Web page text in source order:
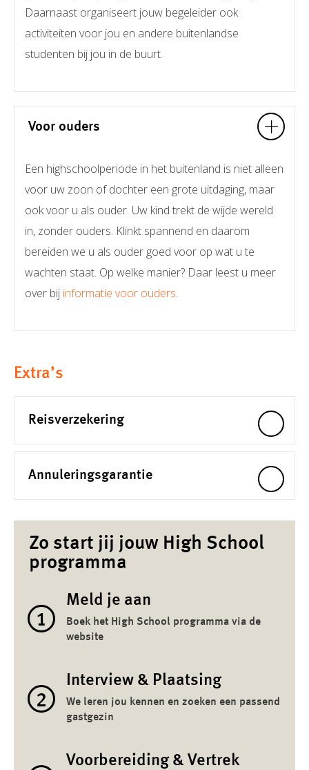
Daarnaast organiseert jouw begeleider ook
activiteiten voor jou en andere buitenlandse
studenten bij jou in de buurt.
Voor ouders
Een highschoolperiode in het buitenland is niet alleen
voor uw zoon of dochter een grote uitdaging, maar
ook voor u als ouder. Uw kind trekt de wijde wereld
in, zonder ouders. Klinkt spannend en daarom
bereiden we u als ouder goed voor op wat u te
wachten staat. Op welke manier? Daar leest u meer
over bij informatie voor ouders.
Extra’s
Reisverzekering
Annuleringsgarantie
Zo start jij jouw High School
programma
1
Meld je aan
Boek het High School programma via de
website
2
Interview & Plaatsing
We leren jou kennen en zoeken een passend
gastgezin
Voorbereiding & Vertrek